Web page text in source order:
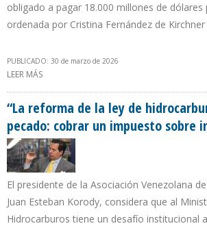
obligado a pagar 18.000 millones de
ordenada por Cristina Fernández de Kirchner
PUBLICADO: 30 de marzo de 2026
LEER MÁS
“La reforma de la ley de
pecado: cobrar un impuesto sobre
El presidente de la Asociación Venezolana
Juan Esteban Korody, considera que al
Hidrocarburos tiene un desafío institucional